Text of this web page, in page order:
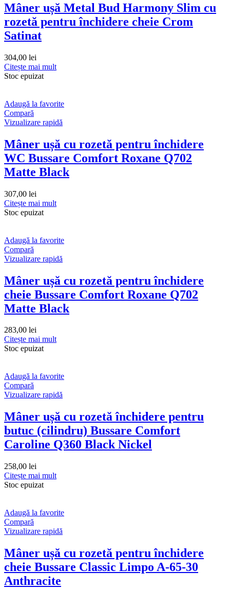
Mâner ușă Metal Bud Harmony Slim cu
rozetă pentru închidere cheie Crom
Satinat
304,00 lei
Citește mai mult
Stoc epuizat
Adaugă la favorite
Compară
Vizualizare rapidă
Mâner ușă cu rozetă pentru închidere
WC Bussare Comfort Roxane Q702
Matte Black
307,00 lei
Citește mai mult
Stoc epuizat
Adaugă la favorite
Compară
Vizualizare rapidă
Mâner ușă cu rozetă pentru închidere
cheie Bussare Comfort Roxane Q702
Matte Black
283,00 lei
Citește mai mult
Stoc epuizat
Adaugă la favorite
Compară
Vizualizare rapidă
Mâner ușă cu rozetă închidere pentru
butuc (cilindru) Bussare Comfort
Caroline Q360 Black Nickel
258,00 lei
Citește mai mult
Stoc epuizat
Adaugă la favorite
Compară
Vizualizare rapidă
Mâner ușă cu rozetă pentru închidere
cheie Bussare Classic Limpo A-65-30
Anthracite